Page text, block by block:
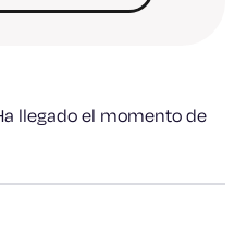
llegado el momento de